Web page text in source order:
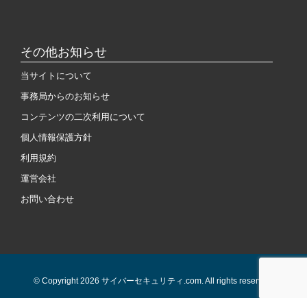
その他お知らせ
当サイトについて
事務局からのお知らせ
コンテンツの二次利用について
個人情報保護方針
利用規約
運営会社
お問い合わせ
© Copyright 2026 サイバーセキュリティ.com. All rights reserved.